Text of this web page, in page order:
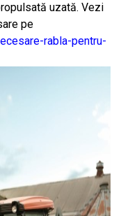
uzată. Vezi
pe
rabla-pentru-